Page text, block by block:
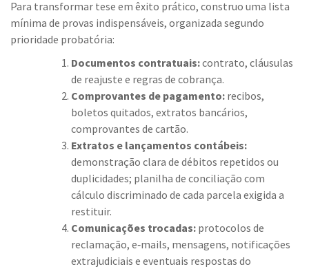
Para transformar tese em êxito prático, construo uma lista
mínima de provas indispensáveis, organizada segundo
prioridade probatória:
Documentos contratuais:contrato, cláusulas
de reajuste e regras de cobrança.
Comprovantes de pagamento: recibos,
boletos quitados, extratos bancários,
comprovantes de cartão.
Extratos e lançamentos contábeis:
demonstração clara de débitos repetidos ou
duplicidades; planilha de conciliação com
cálculo discriminado de cada parcela exigida a
restituir.
Comunicações trocadas: protocolos de
reclamação, e‑mails, mensagens, notificações
extrajudiciais e eventuais respostas do